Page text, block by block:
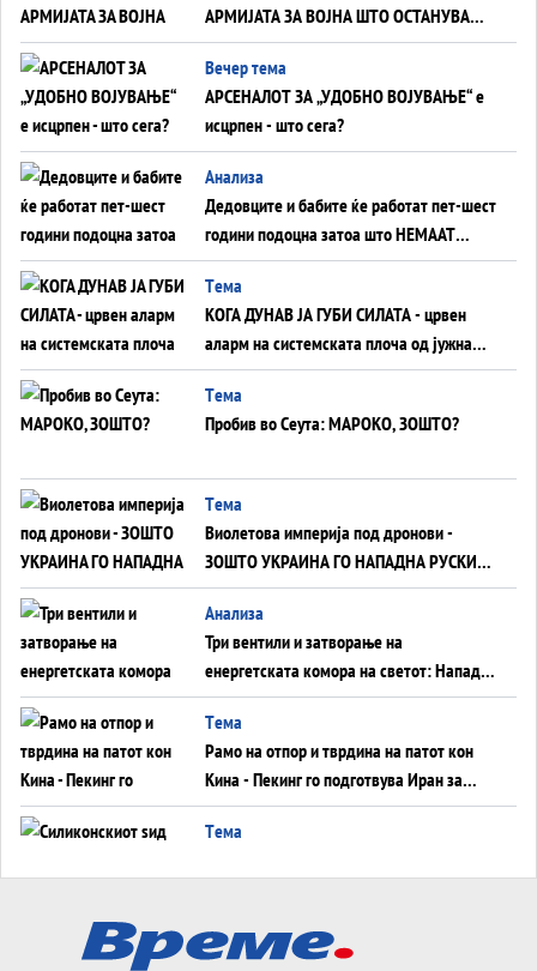
АРМИЈАТА ЗА ВОЈНА ШТО ОСТАНУВА
БЕЗ ФРОНТ
Вечер тема
АРСЕНАЛОТ ЗА „УДОБНО ВОЈУВАЊЕ“ е
исцрпен - што сега?
Анализа
Дедовците и бабите ќе работат пет-шест
години подоцна затоа што НЕМААТ
ВНУЦИ ДА ГИ ЗАМЕНАТ
Tема
КОГА ДУНАВ ЈА ГУБИ СИЛАТА - црвен
аларм на системската плоча од јужна
Германија до Црното Море...
Tема
Пробив во Сеута: МАРОКО, ЗОШТО?
Tема
Виолетова империја под дронови -
ЗОШТО УКРАИНА ГО НАПАДНА РУСКИОТ
WILDBERRIES
Aнализа
Три вентили и затворање на
енергетската комора на светот: Нападот
во Суец најавува глобален енергетски
инфаркт?
Tема
Рамо на отпор и тврдина на патот кон
Кина - Пекинг го подготвува Иран за
американска копнена инвазија
Tема
Tема